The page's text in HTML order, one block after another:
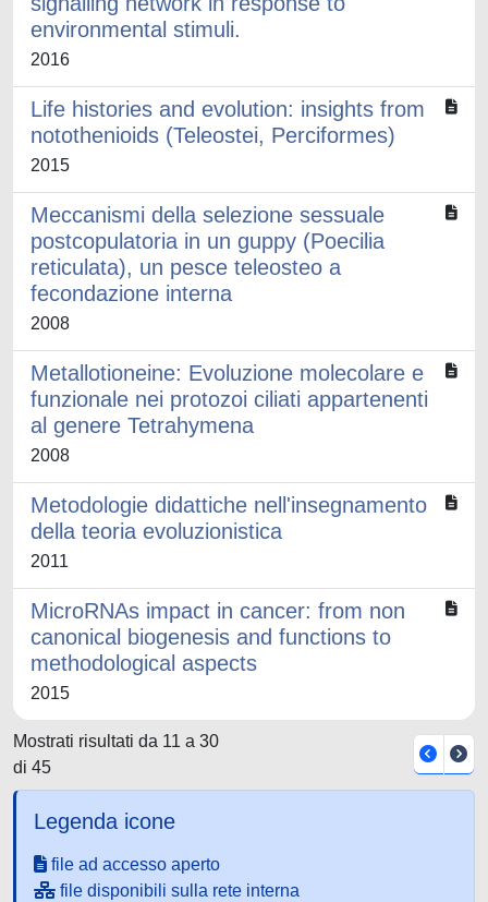
environmental stimuli.
2016
Life histories and evolution: insights from
notothenioids (Teleostei, Perciformes)
2015
Meccanismi della selezione sessuale
postcopulatoria in un guppy (Poecilia
reticulata), un pesce teleosteo a
fecondazione interna
2008
Metallotioneine: Evoluzione molecolare e
funzionale nei protozoi ciliati appartenenti
al genere Tetrahymena
2008
Metodologie didattiche nell'insegnamento
della teoria evoluzionistica
2011
MicroRNAs impact in cancer: from non
canonical biogenesis and functions to
methodological aspects
2015
Mostrati risultati da 11 a 30
di 45
Legenda icone
file ad accesso aperto
file disponibili sulla rete interna